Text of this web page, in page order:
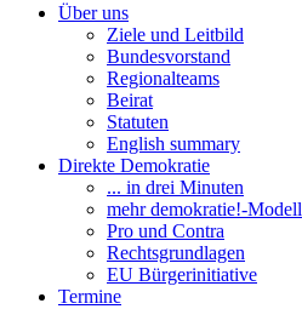
Über uns
Ziele und Leitbild
Bundesvorstand
Regionalteams
Beirat
Statuten
English summary
Direkte Demokratie
... in drei Minuten
mehr demokratie!-Modell
Pro und Contra
Rechtsgrundlagen
EU Bürgerinitiative
Termine